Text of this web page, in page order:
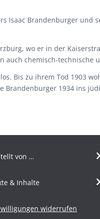
Isaac Brandenburger
wo er in der
auch chemisch-technische
Bis zu ihrem Tod 1903
1934 ins
von …
& Inhalte
widerrufen